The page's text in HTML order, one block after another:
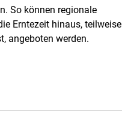
So können regionale
Erntezeit hinaus, teilweise
angeboten werden.